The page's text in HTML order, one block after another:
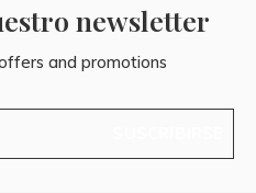
newsletter
and promotions